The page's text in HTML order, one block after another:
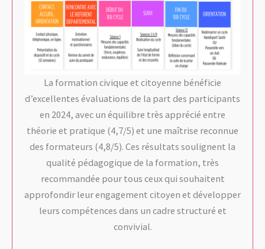
La formation civique et citoyenne bénéficie
d’excellentes évaluations de la part des participants
en 2024, avec un équilibre très apprécié entre
théorie et pratique (4,7/5) et une maîtrise reconnue
des formateurs (4,8/5). Ces résultats soulignent la
qualité pédagogique de la formation, très
recommandée pour tous ceux qui souhaitent
approfondir leur engagement citoyen et développer
leurs compétences dans un cadre structuré et
convivial.